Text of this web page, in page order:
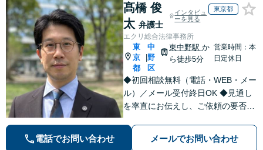
髙橋 俊
太 弁護士
インタビュ
ーを見る
東京都
エクリ総合法律事務所
東
京
都
中
野
区
東中野駅か
ら徒歩5分
営業時間：本
日定休日
◆初回相談無料（電話・WEB・メー
ル）／メール受付終日OK ◆見通し
を率直にお伝えし、ご依頼の要否も
解決まで弁護士本人が一貫してスピ
ーディーに対応いたします。 ◆累計
電話でお問い合わせ メールでお問い合わせ